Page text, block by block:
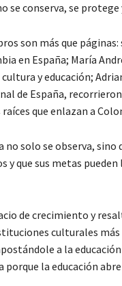
se conserva, se protege
son más que
en España; María
y educación;
de España,
que enlazan a
solo se observa, sino
que sus metas
de crecimiento y
culturales
a la
la educación